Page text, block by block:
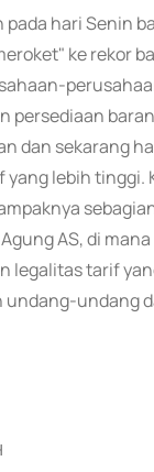
hari Senin
ke rekor
persediaan
dan sekarang
yang lebih tinggi.
AS, di
legalitas tarif
undang-undang